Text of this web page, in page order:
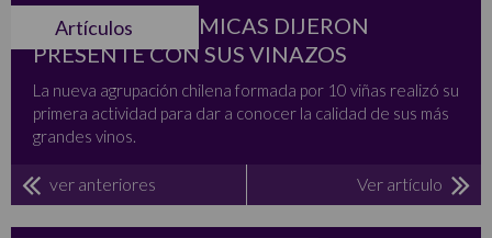
Artículos
VIÑAS BIODINÁMICAS DIJERON
PRESENTE CON SUS VINAZOS
La nueva agrupación chilena formada por 10 viñas realizó su
primera actividad para dar a conocer la calidad de sus más
grandes vinos.
ver anteriores Ver artículo